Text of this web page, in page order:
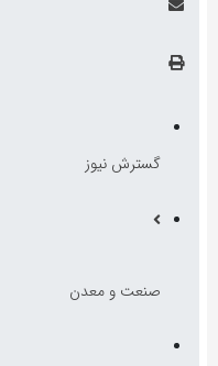
گسترش نیوز
صنعت و معدن